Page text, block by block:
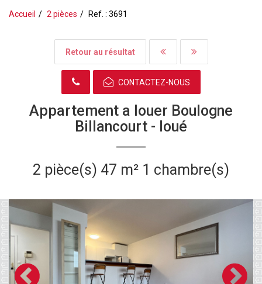
Accueil 2 pièces Ref. : 3691
Retour au résultat
CONTACTEZ-NOUS
Appartement a louer Boulogne
Billancourt - loué
2 pièce(s) 47 m² 1 chambre(s)